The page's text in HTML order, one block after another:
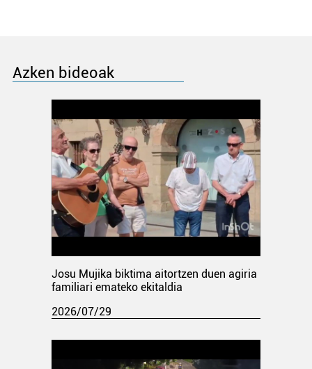
Azken bideoak
Josu Mujika biktima aitortzen duen agiria
familiari emateko ekitaldia
2026/07/29